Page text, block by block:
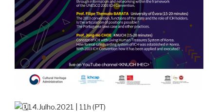
14.Julho.2021 | 11h (PT)